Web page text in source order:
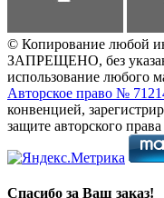
© Копирование любой
ЗАПРЕЩЕНО, без
использование любого
Авторское право №
конвенцией,
защите авторского
Спасибо за Ваш заказ!